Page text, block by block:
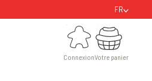
FR
Connexion
Connexion
Votre panier
Votre panier